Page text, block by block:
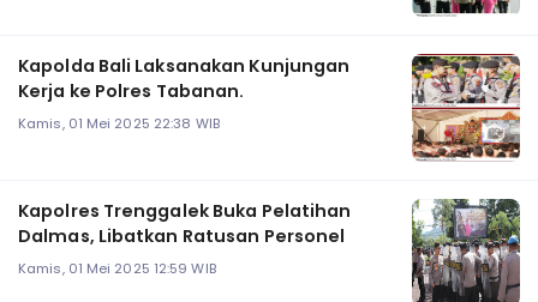
Kapolda Bali Laksanakan Kunjungan
Kerja ke Polres Tabanan.
Kamis, 01 Mei 2025 22:38 WIB
Kapolres Trenggalek Buka Pelatihan
Dalmas, Libatkan Ratusan Personel
Kamis, 01 Mei 2025 12:59 WIB